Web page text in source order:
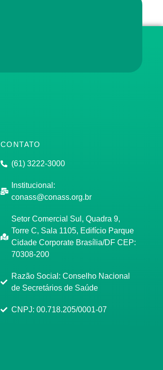
CONTATO
(61) 3222-3000
Institucional:
conass@conass.org.br
Setor Comercial Sul, Quadra 9,
Torre C, Sala 1105, Edifício Parque
Cidade Corporate Brasília/DF CEP:
70308-200
Razão Social: Conselho Nacional
de Secretários de Saúde
CNPJ: 00.718.205/0001-07